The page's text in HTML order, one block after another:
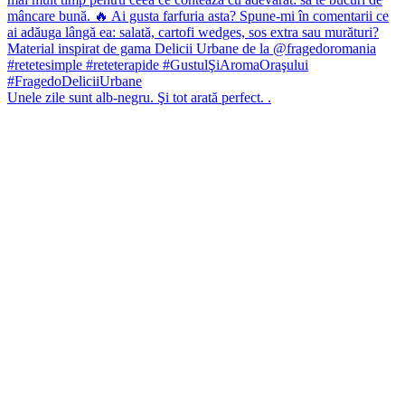
Unele zile sunt alb-negru. Şi tot arată perfect. .